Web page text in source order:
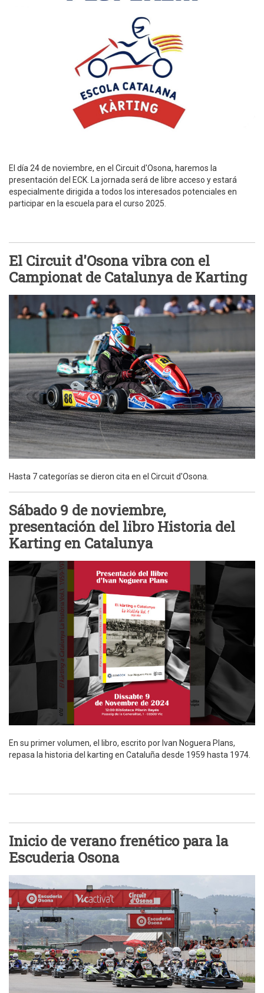
El día 24 de noviembre, en el Circuit d'Osona, haremos la
presentación del ECK. La jornada será de libre acceso y estará
especialmente dirigida a todos los interesados potenciales en
participar en la escuela para el curso 2025.
El Circuit d'Osona vibra con el
Campionat de Catalunya de Karting
Hasta 7 categorías se dieron cita en el Circuit d'Osona.
Sábado 9 de noviembre,
presentación del libro Historia del
Karting en Catalunya
En su primer volumen, el libro, escrito por Ivan Noguera Plans,
repasa la historia del karting en Cataluña desde 1959 hasta 1974.
Inicio de verano frenético para la
Escuderia Osona